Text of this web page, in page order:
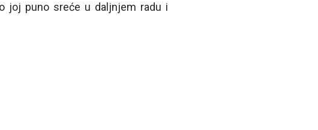
joj puno sreće u daljnjem radu i